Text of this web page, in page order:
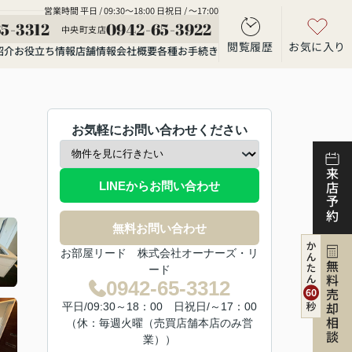
営業時間 平日 / 09:30～18:00 日祝日 / ～17:00
3312 中央町支店0942-65-3922
介お役立ち情報店舗情報会社概要各種お手続き 閲覧履歴 お気に入り
来店予約
無料売却相談
お気軽にお問い合わせください
LINEからお問い合わせ
無料お問い合わせ
お部屋リード 株式会社オーナーズ・リ
ード
0942-65-3312
平日/09:30～18：00 日祝日/～17：00
（休：毎週火曜（売買店舗本店のみ営
業））